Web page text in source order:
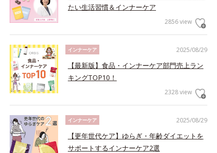
たい生活習慣＆インナーケア
2856 view
2025/08/29
インナーケア
【最新版】食品・インナーケア部門売上ラン
キングTOP10！
2328 view
2025/08/29
インナーケア
【更年世代ケア】ゆらぎ・年齢ダイエットを
サポートするインナーケア2選